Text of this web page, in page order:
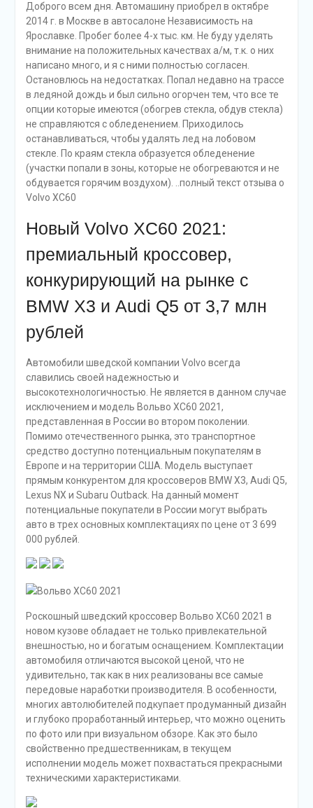
Доброго всем дня. Автомашину приобрел в октябре
2014 г. в Москве в автосалоне Независимость на
Ярославке. Пробег более 4-х тыс. км. Не буду уделять
внимание на положительных качествах а/м, т.к. о них
написано много, и я с ними полностью согласен.
Остановлюсь на недостатках. Попал недавно на трассе
в ледяной дождь и был сильно огорчен тем, что все те
опции которые имеются (обогрев стекла, обдув стекла)
не справляются с обледенением. Приходилось
останавливаться, чтобы удалять лед на лобовом
стекле. По краям стекла образуется обледенение
(участки попали в зоны, которые не обогреваются и не
обдувается горячим воздухом). ..полный текст отзыва о
Volvo XC60
Новый Volvo XC60 2021:
премиальный кроссовер,
конкурирующий на рынке с
BMW X3 и Audi Q5 от 3,7 млн
рублей
Автомобили шведской компании Volvo всегда
славились своей надежностью и
высокотехнологичностью. Не является в данном случае
исключением и модель Вольво ХС60 2021,
представленная в России во втором поколении.
Помимо отечественного рынка, это транспортное
средство доступно потенциальным покупателям в
Европе и на территории США. Модель выступает
прямым конкурентом для кроссоверов BMW X3, Audi Q5,
Lexus NX и Subaru Outback. На данный момент
потенциальные покупатели в России могут выбрать
авто в трех основных комплектациях по цене от 3 699
000 рублей.
Вольво ХС60 2021
Роскошный шведский кроссовер Вольво ХС60 2021 в
новом кузове обладает не только привлекательной
внешностью, но и богатым оснащением. Комплектации
автомобиля отличаются высокой ценой, что не
удивительно, так как в них реализованы все самые
передовые наработки производителя. В особенности,
многих автолюбителей подкупает продуманный дизайн
и глубоко проработанный интерьер, что можно оценить
по фото или при визуальном обзоре. Как это было
свойственно предшественникам, в текущем
исполнении модель может похвастаться прекрасными
техническими характеристиками.